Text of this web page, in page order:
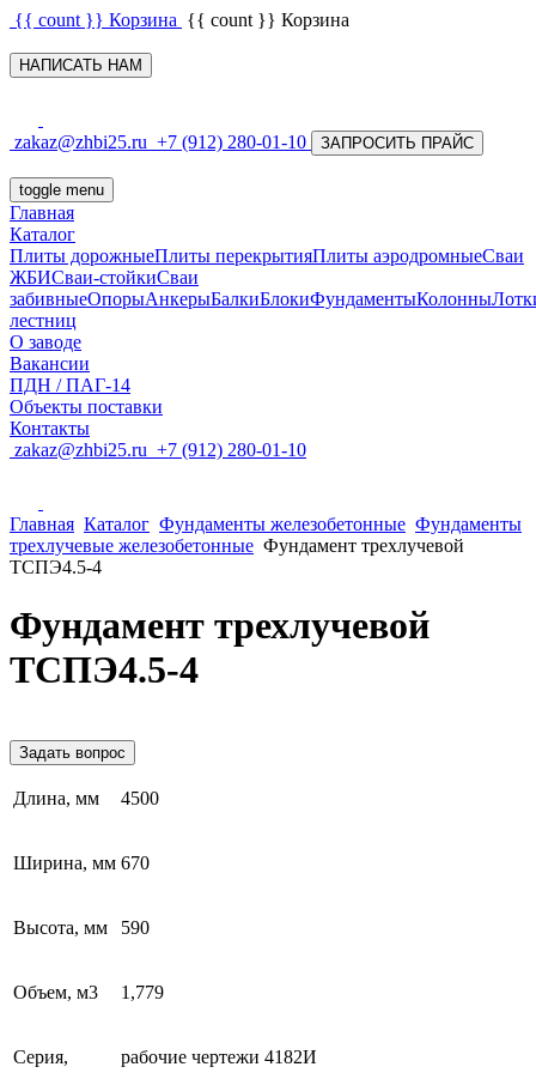
{{ count }} Корзина {{ count }} Корзина
НАПИСАТЬ НАМ
zakaz@zhbi25.ru +7 (912) 280-01-10 ЗАПРОСИТЬ ПРАЙС
toggle menu
Главная
Каталог
Плиты дорожныеПлиты перекрытияПлиты аэродромныеСваи
ЖБИСваи-стойкиСваи
забивныеОпорыАнкерыБалкиБлокиФундаментыКолонны
лестниц
О заводе
Вакансии
ПДН / ПАГ-14
Объекты поставки
Контакты
zakaz@zhbi25.ru +7 (912) 280-01-10
Главная Каталог Фундаменты железобетонные Фундаменты
трехлучевые железобетонные Фундамент трехлучевой
ТСПЭ4.5-4
Фундамент трехлучевой
ТСПЭ4.5-4
Задать вопрос
Длина, мм 4500
Ширина, мм 670
Высота, мм 590
Объем, м3 1,779
Серия, рабочие чертежи 4182И